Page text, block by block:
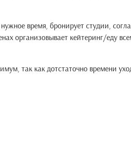
время, бронирует студии,
организовывает кейтеринг/еду
так как дотстаточно времени